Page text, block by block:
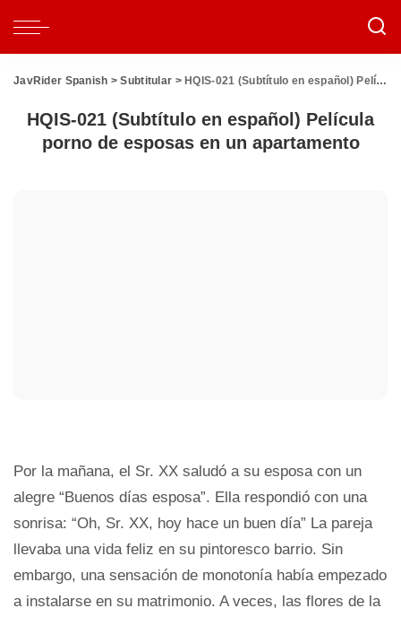
JavRider Spanish >Subtitular > HQIS-021 (Subtítulo en español) Película porno de esposas en un apartamento
HQIS-021 (Subtítulo en español) Película
porno de esposas en un apartamento
Por la mañana, el Sr. XX saludó a su esposa con un
alegre “Buenos días esposa”. Ella respondió con una
sonrisa: “Oh, Sr. XX, hoy hace un buen día” La pareja
llevaba una vida feliz en su pintoresco barrio. Sin
embargo, una sensación de monotonía había empezado
a instalarse en su matrimonio. A veces, las flores de la